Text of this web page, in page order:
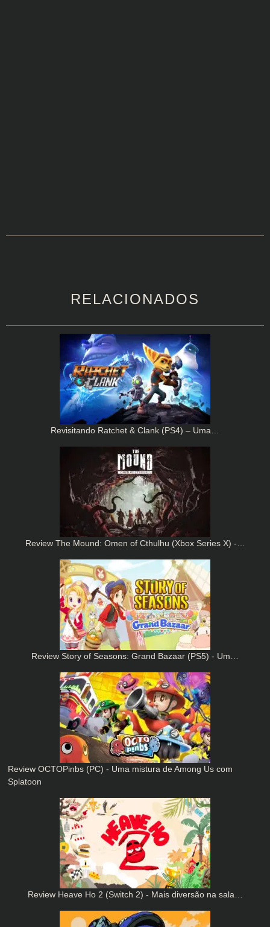
RELACIONADOS
Revisitando Ratchet & Clank (PS4) – Uma…
Review The Mound: Omen of Cthulhu (Xbox Series X) -…
Review Story of Seasons: Grand Bazaar (PS5) - Um…
Review OCTOPinbs (PC) - Uma mistura de Among Us com
Splatoon
Review Heave Ho 2 (Switch 2) - Mais diversão na sala…